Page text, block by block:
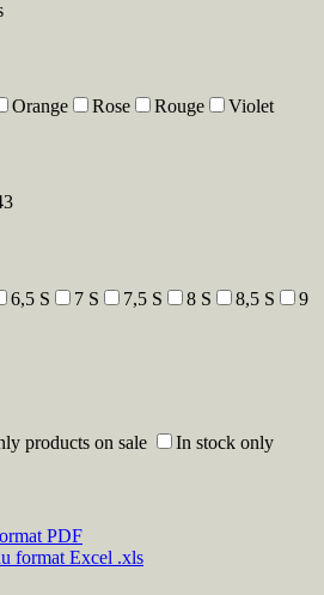
Orange Rose Rouge Violet
6,5 S 7 S 7,5 S 8 S 8,5 S
9
products on sale In stock only
PDF
format Excel .xls